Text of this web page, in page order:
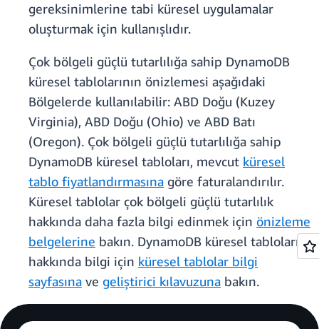
gereksinimlerine tabi küresel uygulamalar
oluşturmak için kullanışlıdır.
Çok bölgeli güçlü tutarlılığa sahip DynamoDB
küresel tablolarının önizlemesi aşağıdaki
Bölgelerde kullanılabilir: ABD Doğu (Kuzey
Virginia), ABD Doğu (Ohio) ve ABD Batı
(Oregon). Çok bölgeli güçlü tutarlılığa sahip
DynamoDB küresel tabloları, mevcut küresel
tablo fiyatlandırmasına göre faturalandırılır.
Küresel tablolar çok bölgeli güçlü tutarlılık
hakkında daha fazla bilgi edinmek için önizleme
belgelerine bakın. DynamoDB küresel tabloları
hakkında bilgi için küresel tablolar bilgi
sayfasına ve geliştirici kılavuzuna bakın.